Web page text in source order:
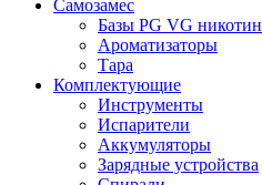
Самозамес
Базы PG VG никотин
Ароматизаторы
Тара
Комплектующие
Инструменты
Испарители
Аккумуляторы
Зарядные устройства